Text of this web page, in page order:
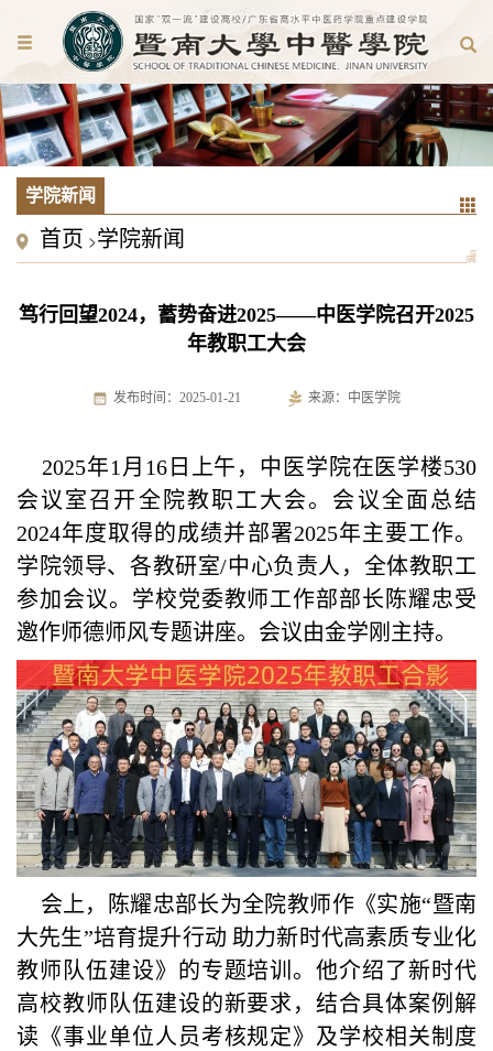
学院新闻
首页 >学院新闻
笃行回望2024，蓄势奋进2025——中医学院召开2025
年教职工大会
发布时间：2025-01-21 来源：中医学院
2025年1月16日上午，中医学院在医学楼530
会议室召开全院教职工大会。会议全面总结
2024年度取得的成绩并部署2025年主要工作。
学院领导、各教研室/中心负责人，全体教职工
参加会议。学校党委教师工作部部长陈耀忠受
邀作师德师风专题讲座。会议由金学刚主持。
会上，陈耀忠部长为全院教师作《实施“暨南
大先生”培育提升行动 助力新时代高素质专业化
教师队伍建设》的专题培训。他介绍了新时代
高校教师队伍建设的新要求，结合具体案例解
读《事业单位人员考核规定》及学校相关制度